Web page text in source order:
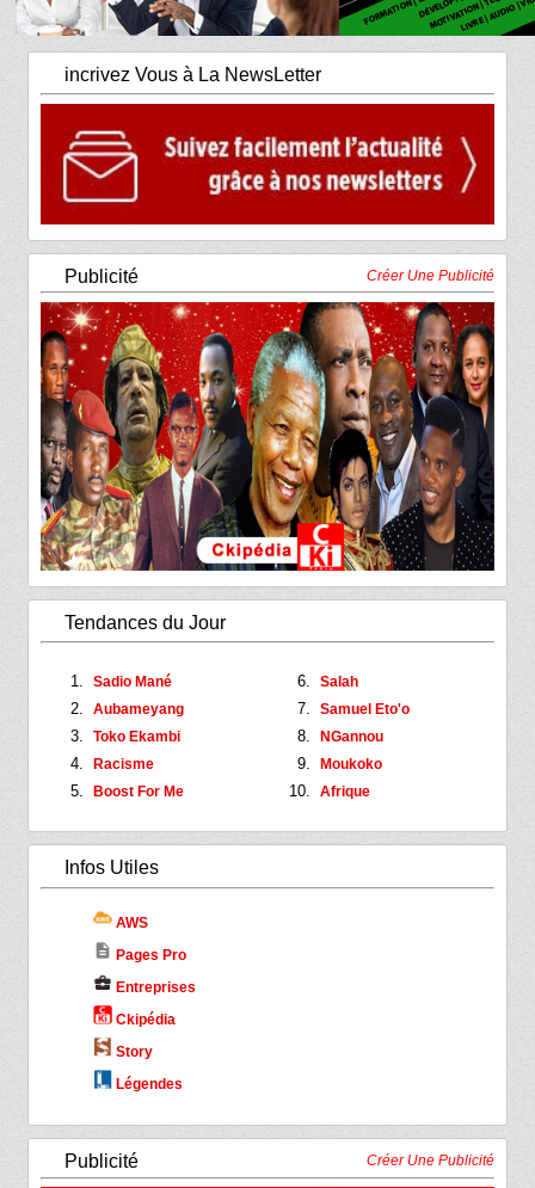
incrivez Vous à La NewsLetter
Publicité Créer Une Publicité
Tendances du Jour
Sadio Mané
Aubameyang
Toko Ekambi
Racisme
Boost For Me
Salah
Samuel Eto'o
NGannou
Moukoko
Afrique
Infos Utiles
AWS
description Pages Pro
business_center Entreprises
Ckipédia
Story
Légendes
Publicité Créer Une Publicité